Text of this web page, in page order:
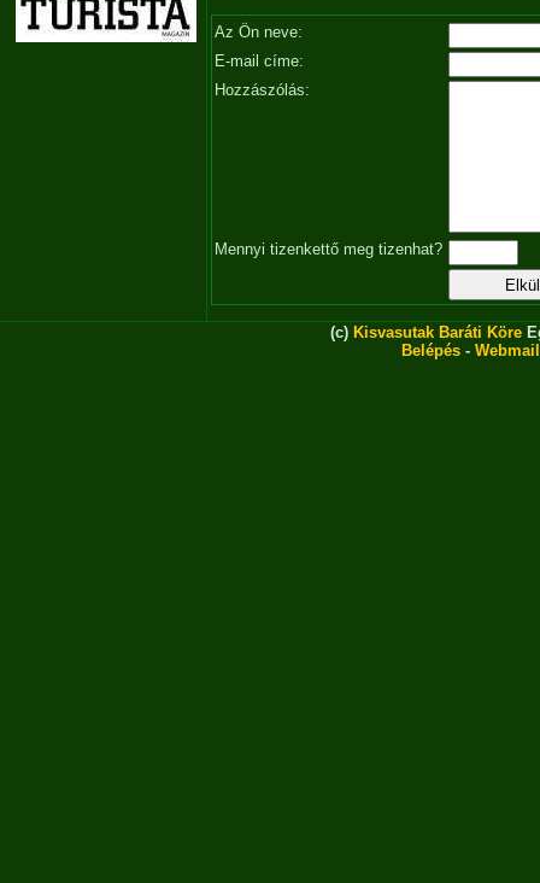
Az Ön neve:
E-mail címe:
Hozzászólás:
Mennyi tizenkettő meg tizenhat?
(c) Kisvasutak Baráti Köre
Belépés - Webmail